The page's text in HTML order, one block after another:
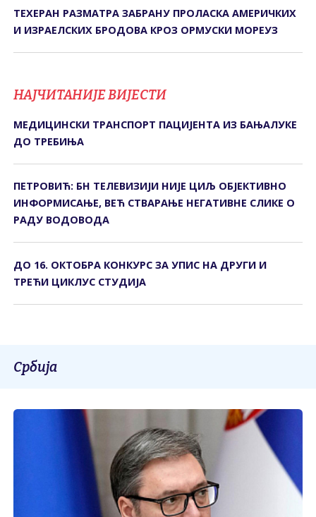
ТЕХЕРАН РАЗМАТРА ЗАБРАНУ ПРОЛАСКА АМЕРИЧКИХ
И ИЗРАЕЛСКИХ БРОДОВА КРОЗ ОРМУСКИ МОРЕУЗ
НАЈЧИТАНИЈЕ ВИЈЕСТИ
МЕДИЦИНСКИ ТРАНСПОРТ ПАЦИЈЕНТА ИЗ БАЊАЛУКЕ
ДО ТРЕБИЊА
ПЕТРОВИЋ: БН ТЕЛЕВИЗИЈИ НИЈЕ ЦИЉ ОБЈЕКТИВНО
ИНФОРМИСАЊЕ, ВЕЋ СТВАРАЊЕ НЕГАТИВНЕ СЛИКЕ О
РАДУ ВОДОВОДА
ДО 16. ОКТОБРА КОНКУРС ЗА УПИС НА ДРУГИ И
ТРЕЋИ ЦИКЛУС СТУДИЈА
Србија